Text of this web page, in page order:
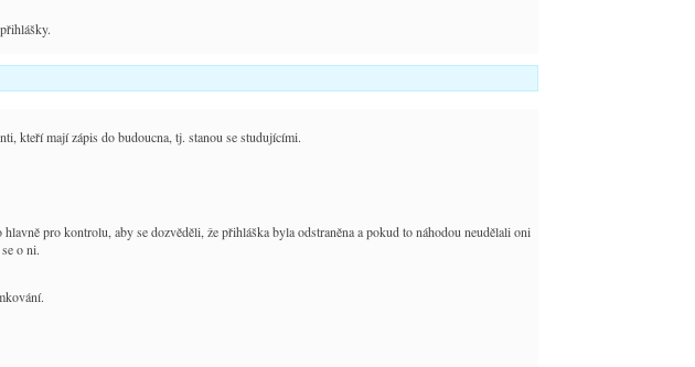
kteří mají zápis do budoucna, tj. stanou se studujícími.
pro kontrolu, aby se dozvěděli, že přihláška byla odstraněna a pokud to náhodou neudělali oni
o ni.